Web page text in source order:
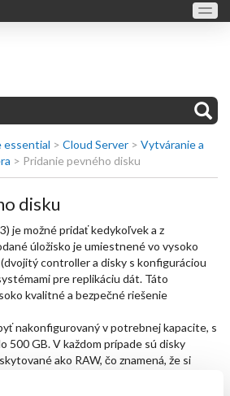
essential > Cloud Server > Vytváranie a
> Pridanie pevného disku
disku
je možné pridať kedykoľvek a z
úložisko je umiestnené vo vysoko
controller a disky s konfiguráciou
pre replikáciu dát. Táto
kvalitné a bezpečné riešenie
nakonfigurovaný v potrebnej kapacite, s
500 GB. V každom prípade sú disky
ako RAW, čo znamená, že si